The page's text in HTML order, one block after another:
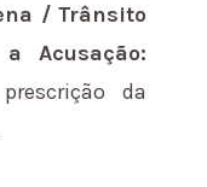
/ Trânsito
Acusação:
da